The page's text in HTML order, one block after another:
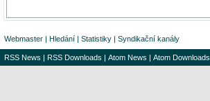
Webmaster | Hledání | Statistiky | Syndikační kanály
RSS News | RSS Downloads | Atom News | Atom Downloads